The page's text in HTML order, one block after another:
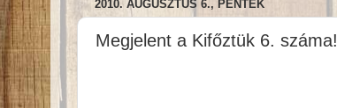
2010. AUGUSZTUS 6., PÉNTEK
Megjelent a Kifőztük 6. száma!